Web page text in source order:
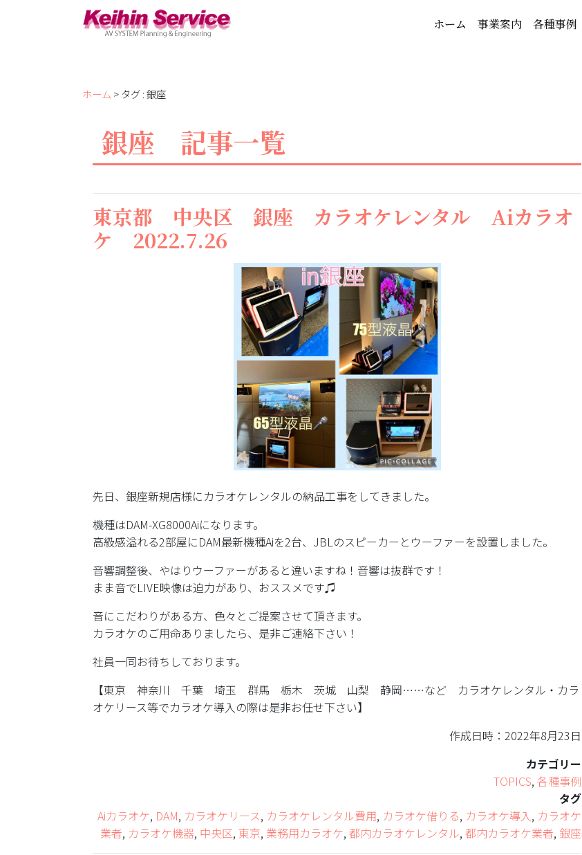
ホーム 事業案内 各種事例
ホーム > タグ : 銀座
銀座 記事一覧
東京都 中央区 銀座 カラオケレンタル Aiカラオ
ケ 2022.7.26
先日、銀座新規店様にカラオケレンタルの納品工事をしてきました。
機種はDAM-XG8000Aiになります。
高級感溢れる2部屋にDAM最新機種Aiを2台、JBLのスピーカーとウーファーを設置しました。
音響調整後、やはりウーファーがあると違いますね！音響は抜群です！
まま音でLIVE映像は迫力があり、おススメです♫
音にこだわりがある方、色々とご提案させて頂きます。
カラオケのご用命ありましたら、是非ご連絡下さい！
社員一同お待ちしております。
【東京 神奈川 千葉 埼玉 群馬 栃木 茨城 山梨 静岡……など カラオケレンタル・カラ
オケリース等でカラオケ導入の際は是非お任せ下さい】
作成日時：2022年8月23日
カテゴリー
TOPICS,各種事例
タグ
Aiカラオケ, DAM, カラオケリース, カラオケレンタル費用, カラオケ借りる, カラオケ導入, カラオケ
業者, カラオケ機器, 中央区,東京, 業務用カラオケ,都内カラオケレンタル,都内カラオケ業者, 銀座